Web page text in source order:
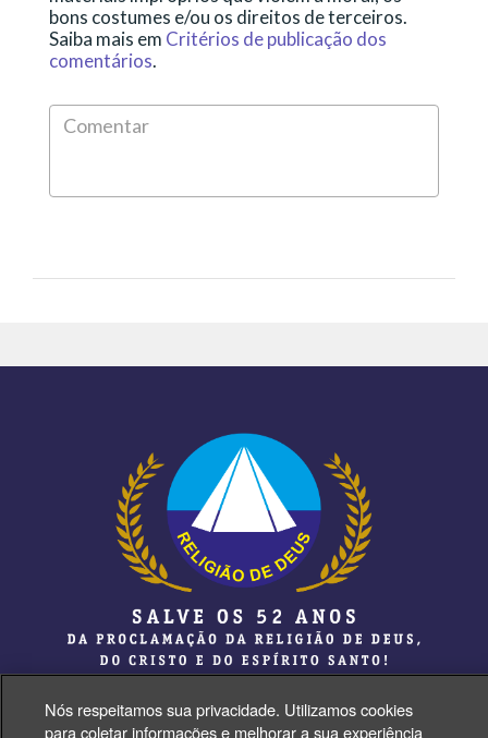
bons costumes e/ou os direitos de terceiros.
Saiba mais em Critérios de publicação dos
comentários.
Nós respeitamos sua privacidade. Utilizamos cookies
para coletar informações e melhorar a sua experiência